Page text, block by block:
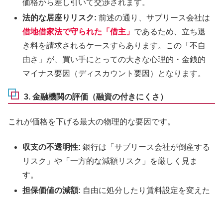
価格から差し引いて交渉されます。
法的な居座りリスク: 前述の通り、サブリース会社は
借地借家法で守られた「借主」 であるため、立ち退
き料を請求されるケースすらあります。この「不自
由さ」が、買い手にとっての大きな心理的・金銭的
マイナス要因（ディスカウント要因）となります。
3. 金融機関の評価（融資の付きにくさ）
これが価格を下げる最大の物理的な要因です。
収支の不透明性: 銀行は「サブリース会社が倒産する
リスク」や「一方的な減額リスク」を厳しく見ま
す。
担保価値の減額: 自由に処分したり賃料設定を変えた